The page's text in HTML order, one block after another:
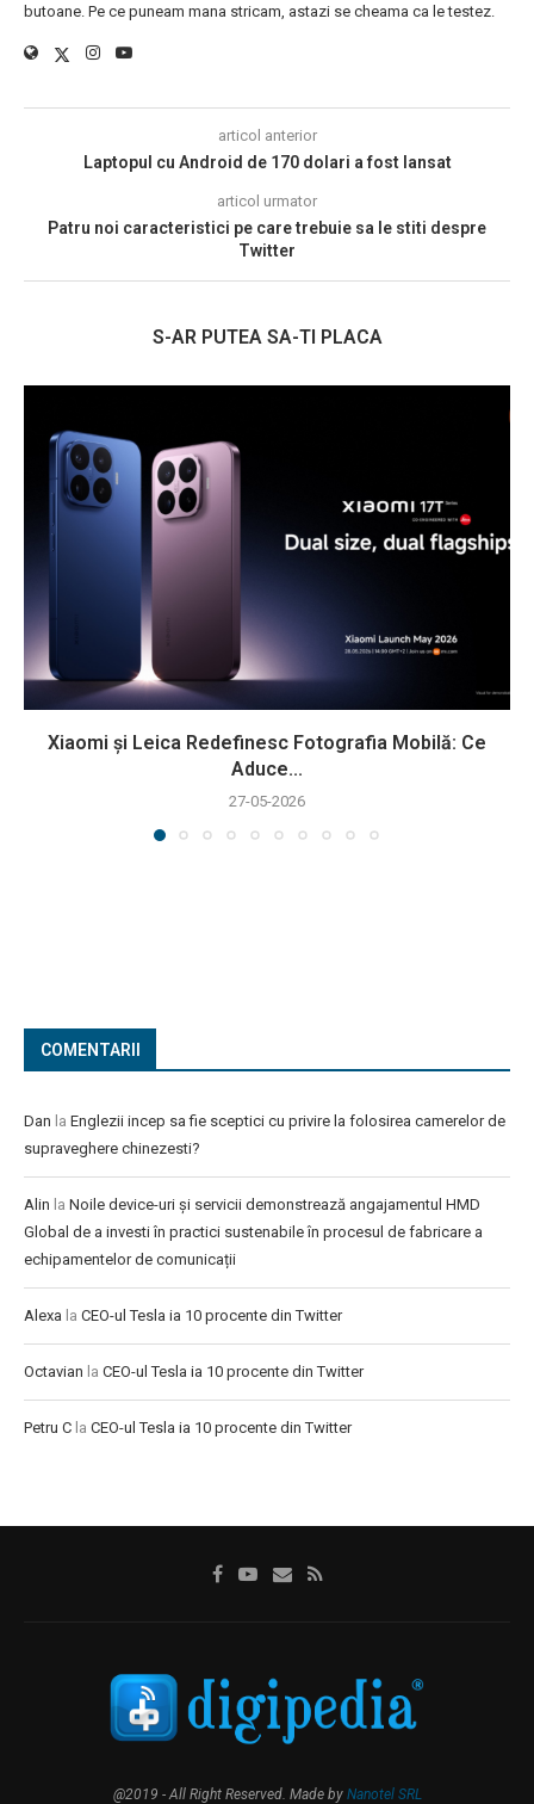
butoane. Pe ce puneam mana stricam, astazi se cheama ca le testez.
articol anterior
Laptopul cu Android de 170 dolari a fost lansat
articol urmator
Patru noi caracteristici pe care trebuie sa le stiti despre
Twitter
S-AR PUTEA SA-TI PLACA
Xiaomi și Leica Redefinesc Fotografia Mobilă: Ce
Aduce...
27-05-2026
COMENTARII
Dan la Englezii incep sa fie sceptici cu privire la folosirea camerelor de
supraveghere chinezesti?
Alin la Noile device-uri și servicii demonstrează angajamentul HMD
Global de a investi în practici sustenabile în procesul de fabricare a
echipamentelor de comunicații
Alexa la CEO-ul Tesla ia 10 procente din Twitter
Octavian la CEO-ul Tesla ia 10 procente din Twitter
Petru C la CEO-ul Tesla ia 10 procente din Twitter
@2019 - All Right Reserved. Made by Nanotel SRL